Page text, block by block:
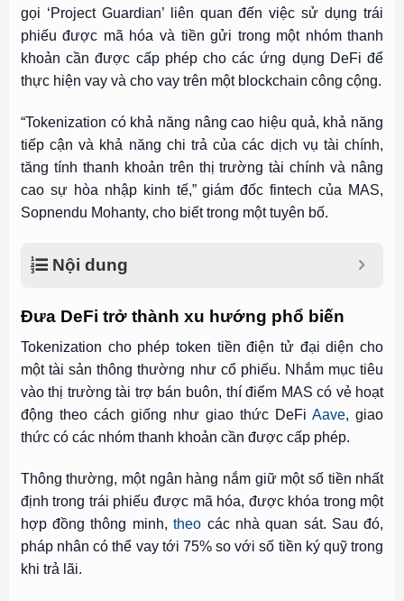
gọi ‘Project Guardian’ liên quan đến việc sử dụng trái
phiếu được mã hóa và tiền gửi trong một nhóm thanh
khoản cần được cấp phép cho các ứng dụng DeFi để
thực hiện vay và cho vay trên một blockchain công cộng.
“Tokenization có khả năng nâng cao hiệu quả, khả năng
tiếp cận và khả năng chi trả của các dịch vụ tài chính,
tăng tính thanh khoản trên thị trường tài chính và nâng
cao sự hòa nhập kinh tế,” giám đốc fintech của MAS,
Sopnendu Mohanty, cho biết trong một tuyên bố.
Nội dung
Đưa DeFi trở thành xu hướng phổ biến
Tokenization cho phép token tiền điện tử đại diện cho
một tài sản thông thường như cổ phiếu. Nhắm mục tiêu
vào thị trường tài trợ bán buôn, thí điểm MAS có vẻ hoạt
động theo cách giống như giao thức DeFiAave, giao
thức có các nhóm thanh khoản cần được cấp phép.
Thông thường, một ngân hàng nắm giữ một số tiền nhất
định trong trái phiếu được mã hóa, được khóa trong một
hợp đồng thông minh,theo các nhà quan sát. Sau đó,
pháp nhân có thể vay tới 75% so với số tiền ký quỹ trong
khi trả lãi.